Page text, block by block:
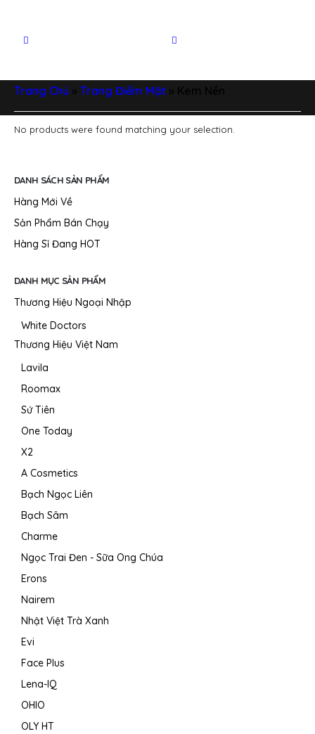
Trang Chủ Trang Điểm Mặt
No products were found matching your selection.
DANH SÁCH SẢN PHẨM
Hàng Mới Về
Sản Phẩm Bán Chạy
Hàng Sỉ Đang HOT
DANH MỤC SẢN PHẨM
Thương Hiệu Ngoại Nhập
White Doctors
Thương Hiệu Việt Nam
Lavila
Roomax
Sứ Tiên
One Today
X2
A Cosmetics
Bạch Ngọc Liên
Bạch Sâm
Charme
Ngọc Trai Đen - Sữa Ong Chúa
Erons
Nairem
Nhật Việt Trà Xanh
Evi
Face Plus
Lena-IQ
OHIO
OLY HT